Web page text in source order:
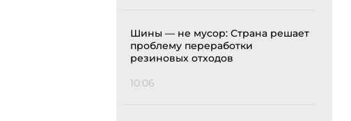
Шины — не мусор: Страна решает
проблему переработки
резиновых отходов
10:06